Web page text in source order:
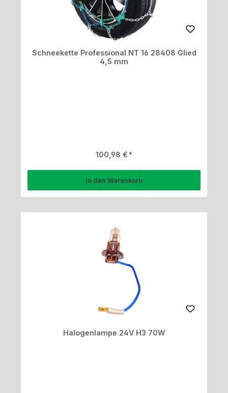
Schneekette Professional NT 16 28408 Glied
4,5 mm
Regulärer Preis:
100,98 €
In den Warenkorb
Halogenlampe 24V H3 70W